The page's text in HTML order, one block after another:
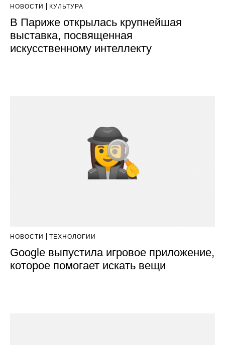
НОВОСТИ КУЛЬТУРА
В Париже открылась крупнейшая
выставка, посвященная
искусственному интеллекту
НОВОСТИ ТЕХНОЛОГИИ
Google выпустила игровое приложение,
которое помогает искать вещи